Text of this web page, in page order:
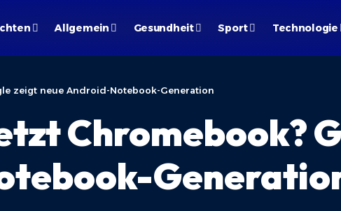
Allgemein Gesundheit Sport Technologie
zeigt neue Android-Notebook-Generation
Chromebook?